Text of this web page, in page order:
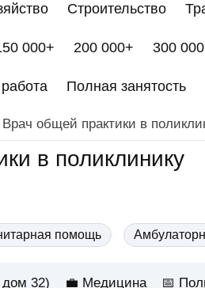
Строительство
000+ 200 000+ 300
Полная занятость
Врач общей практики в
в поликлинику
помощь
32) 💼 Медицина 📅